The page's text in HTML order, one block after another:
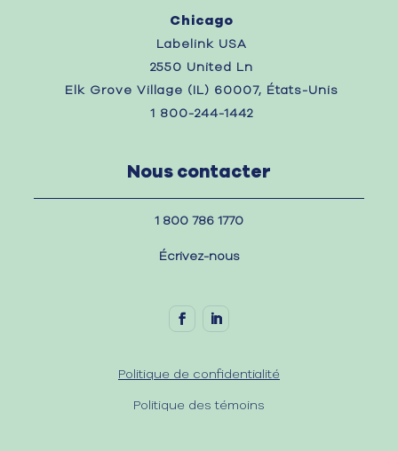
Chicago
Labelink USA
2550 United Ln
Elk Grove Village (IL) 60007, États-Unis
1 800-244-1442
Nous contacter
1 800 786 1770
Écrivez-nous
Politique de confidentialité
Politique des témoins